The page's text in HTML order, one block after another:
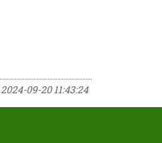
2024-09-20 11:43:24